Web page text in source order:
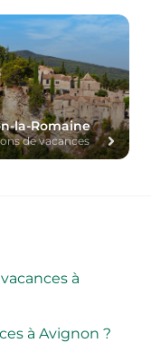
la-Romaine
de vacances
à
à Avignon ?